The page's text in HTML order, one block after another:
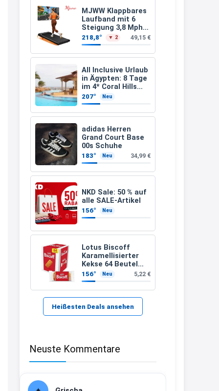
Apfelfaser)
MJWW Klappbares
Laufband mit 6
Steigung 3,8 Mph/6
Km/h Walking
218,8° ▼ 2 49,15 €
All Inclusive Urlaub
in Ägypten: 8 Tage
im 4* Coral Hills
Resort Marsa Alam
inkl. Flüge ab 299 €
p.P.
207° Neu
adidas Herren
Grand Court Base
00s Schuhe
183° Neu 34,99 €
NKD Sale: 50 % auf
alle SALE-Artikel
156° Neu
Lotus Biscoff
Karamellisierter
Kekse 64 Beutel
(992g)
156° Neu 5,22 €
Heißesten Deals ansehen
Neuste Kommentare
müsste schon stornieren und
nochmal bestellen, da man
Rabattcodes oder auch
Geschenkgutscheine im
Warenkorb oder an der Kasse
VOR dem Kauf einlösen kann.
17:06
↩
Och siche den Gutschein
fürmeggelebaguetts
Kerstin
Meggle bagett Gutschein code
21:37
↩
Kerstin
Bei EDEKA
↩
29.07www.haribo.com/de-